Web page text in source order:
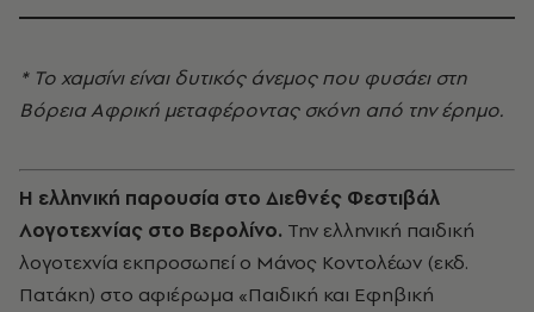
* Το χαμσίνι είναι δυτικός άνεμος που φυσάει στη
Βόρεια Αφρική μεταφέροντας σκόνη από την έρημο.
Η ελληνική παρουσία στο Διεθνές Φεστιβάλ
Λογοτεχνίας στο Βερολίνο. Την ελληνική παιδική
λογοτεχνία εκπροσωπεί ο Μάνος Κοντολέων (εκδ.
Πατάκη) στο αφιέρωμα «Παιδική και Εφηβική